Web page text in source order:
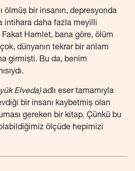
ölmüş bir insanın, depresyonda
intihara daha fazla meyilli
Fakat Hamlet, bana göre, ölüm
dünyanın tekrar bir anlam
girmişti. Bu da, benim
Elveda)adlı eser tamamıyla
bir insanı kaybetmiş olan
gereken bir kitap. Çünkü bu
ölçüde hepimizi